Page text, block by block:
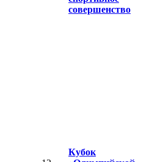
совершенство
Кубок